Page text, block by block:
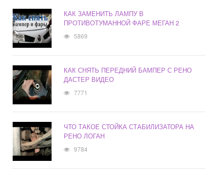
КАК ЗАМЕНИТЬ ЛАМПУ В
ПРОТИВОТУМАННОЙ ФАРЕ МЕГАН 2
5869
КАК СНЯТЬ ПЕРЕДНИЙ БАМПЕР С РЕНО
ДАСТЕР ВИДЕО
7771
ЧТО ТАКОЕ СТОЙКА СТАБИЛИЗАТОРА НА
РЕНО ЛОГАН
9784